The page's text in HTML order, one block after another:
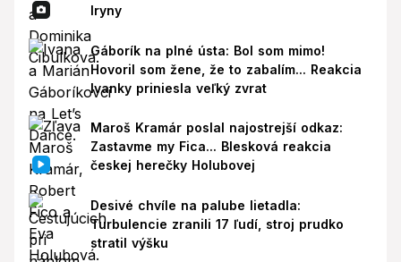
Iryny
Gáborík na plné ústa: Bol som mimo!
Hovoril som žene, že to zabalím... Reakcia
Ivanky priniesla veľký zvrat
Maroš Kramár poslal najostrejší odkaz:
Zastavme my Fica... Blesková reakcia
českej herečky Holubovej
Desivé chvíle na palube lietadla:
Turbulencie zranili 17 ľudí, stroj prudko
stratil výšku